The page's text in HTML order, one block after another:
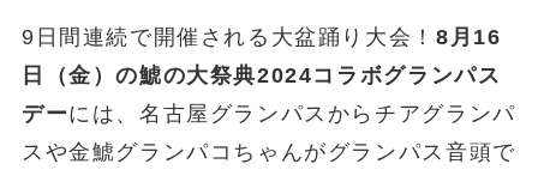
9日間連続で開催される大盆踊り大会！ 8月16
日（金）の鯱の大祭典2024コラボグランパス
デーには、名古屋グランパスからチアグランパ
スや金鯱グランパコちゃんがグランパス音頭で